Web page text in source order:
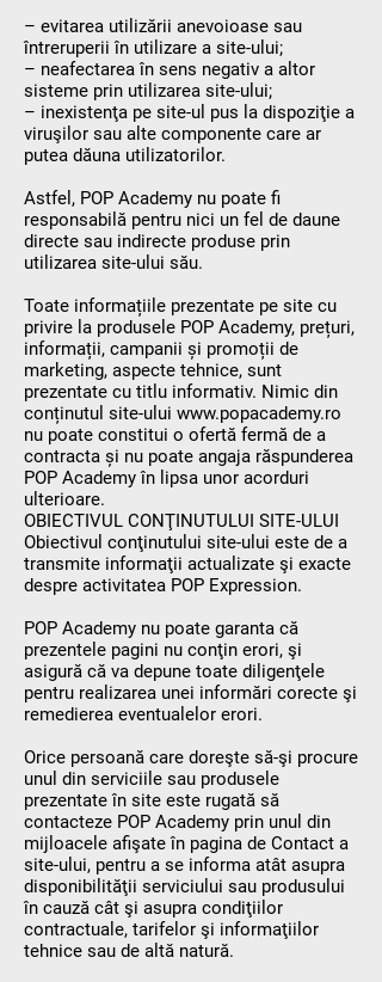
– evitarea utilizării anevoioase sau
întreruperii în utilizare a site-ului;
– neafectarea în sens negativ a altor
sisteme prin utilizarea site-ului;
– inexistenţa pe site-ul pus la dispoziţie a
viruşilor sau alte componente care ar
putea dăuna utilizatorilor.
Astfel, POP Academy nu poate fi
responsabilă pentru nici un fel de daune
directe sau indirecte produse prin
utilizarea site-ului său.
Toate informațiile prezentate pe site cu
privire la produsele POP Academy, prețuri,
informații, campanii și promoții de
marketing, aspecte tehnice, sunt
prezentate cu titlu informativ. Nimic din
conținutul site-ului www.popacademy.ro
nu poate constitui o ofertă fermă de a
contracta și nu poate angaja răspunderea
POP Academy în lipsa unor acorduri
ulterioare.
OBIECTIVUL CONŢINUTULUI SITE-ULUI
Obiectivul conţinutului site-ului este de a
transmite informaţii actualizate şi exacte
despre activitatea POP Expression.
POP Academy nu poate garanta că
prezentele pagini nu conţin erori, şi
asigură că va depune toate diligenţele
pentru realizarea unei informări corecte şi
remedierea eventualelor erori.
Orice persoană care doreşte să-şi procure
unul din serviciile sau produsele
prezentate în site este rugată să
contacteze POP Academy prin unul din
mijloacele afişate în pagina de Contact a
site-ului, pentru a se informa atât asupra
disponibilităţii serviciului sau produsului
în cauză cât şi asupra condiţiilor
contractuale, tarifelor şi informaţiilor
tehnice sau de altă natură.